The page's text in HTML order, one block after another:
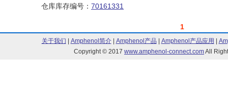
仓库库存编号： 70161331
1
关于我们 Amphenol简介| Amphenol产品 Amphenol产品应用
Copyright © 2017 www.amphenol-connect.comAll